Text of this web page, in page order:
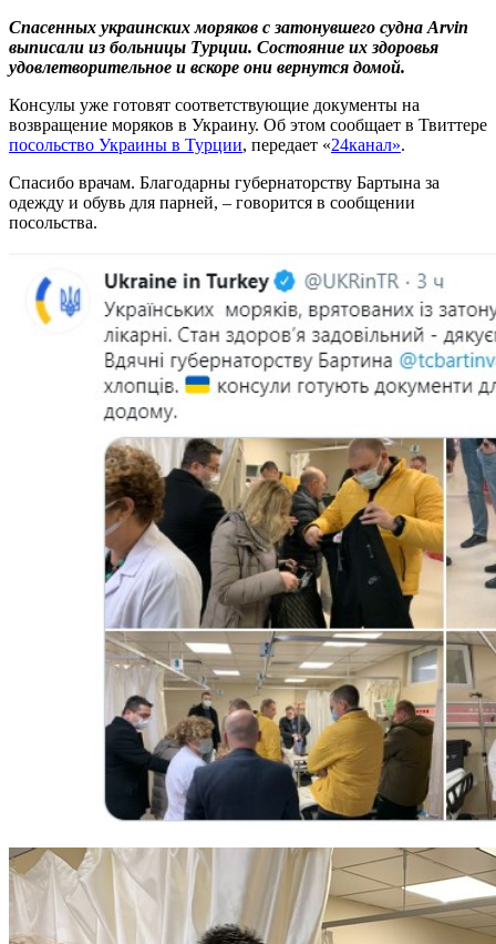
Спасенных украинских моряков с затонувшего судна Arvin
выписали из больницы Турции. Состояние их здоровья
удовлетворительное и вскоре они вернутся домой.
Консулы уже готовят соответствующие документы на
возвращение моряков в Украину. Об этом сообщает в Твиттере
посольство Украины в Турции, передает «24канал».
Спасибо врачам. Благодарны губернаторству Бартына за
одежду и обувь для парней, – говорится в сообщении
посольства.